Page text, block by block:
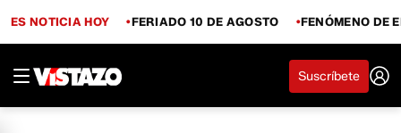
ES NOTICIA HOY FERIADO 10 DE AGOSTO FENÓMENO DE
Suscríbete